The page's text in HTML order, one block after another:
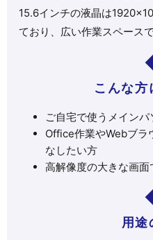
15.6インチの液晶は
ており、広い作業スペース
こんな方
ご自宅で使うメイン
Office作業やWebブラ
なしたい方
高解像度の大きな画
用途